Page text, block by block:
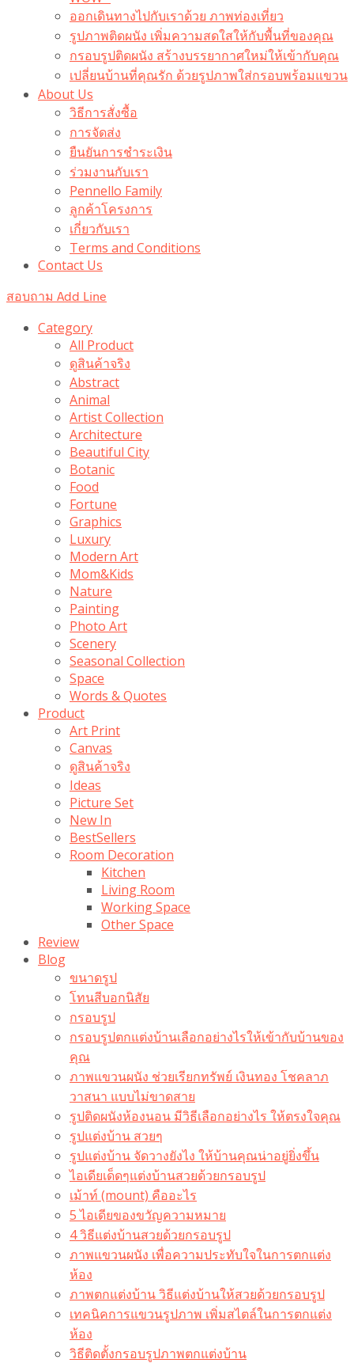
ออกเดินทางไปกับเราด้วย ภาพท่องเที่ยว
รูปภาพติดผนัง เพิ่มความสดใสให้กับพื้นที่ของคุณ
กรอบรูปติดผนัง สร้างบรรยากาศใหม่ให้เข้ากับคุณ
เปลี่ยนบ้านที่คุณรัก ด้วยรูปภาพใส่กรอบพร้อมแขวน​
About Us
วิธีการสั่งซื้อ
การจัดส่ง
ยืนยันการชำระเงิน
ร่วมงานกับเรา
Pennello Family
ลูกค้าโครงการ
เกี่ยวกับเรา
Terms and Conditions
Contact Us
สอบถาม Add Line
Category
All Product
ดูสินค้าจริง
Abstract
Animal
Artist Collection
Architecture
Beautiful City
Botanic
Food
Fortune
Graphics
Luxury
Modern Art
Mom&Kids
Nature
Painting
Photo Art
Scenery
Seasonal Collection
Space
Words & Quotes
Product
Art Print
Canvas
ดูสินค้าจริง
Ideas
Picture Set
New In
BestSellers
Room Decoration
Kitchen
Living Room
Working Space
Other Space
Review
Blog
ขนาดรูป
โทนสีบอกนิสัย
กรอบรูป
กรอบรูปตกแต่งบ้านเลือกอย่างไรให้เข้ากับบ้านของ
คุณ
ภาพแขวนผนัง ช่วยเรียกทรัพย์ เงินทอง โชคลาภ
วาสนา แบบไม่ขาดสาย
รูปติดผนังห้องนอน มีวิธีเลือกอย่างไร ให้ตรงใจคุณ
รูปแต่งบ้าน สวยๆ
รูปแต่งบ้าน จัดวางยังไง ให้บ้านคุณน่าอยู่ยิ่งขึ้น
ไอเดียเด็ดๆแต่งบ้านสวยด้วยกรอบรูป
เม้าท์ (mount) คืออะไร​
5 ไอเดียของขวัญความหมาย
4 วิธีแต่งบ้านสวยด้วยกรอบรูป
ภาพแขวนผนัง เพื่อความประทับใจในการตกแต่ง
ห้อง
ภาพตกแต่งบ้าน วิธีแต่งบ้านให้สวยด้วยกรอบรูป
เทคนิคการแขวนรูปภาพ เพิ่มสไตล์ในการตกแต่ง
ห้อง
วิธีติดตั้งกรอบรูปภาพตกแต่งบ้าน